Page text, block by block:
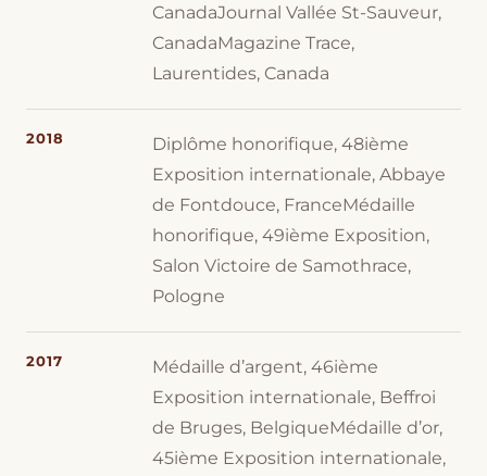
CanadaJournal Vallée St-Sauveur,
CanadaMagazine Trace,
Laurentides, Canada
2018
Diplôme honorifique, 48ième
Exposition internationale, Abbaye
de Fontdouce, FranceMédaille
honorifique, 49ième Exposition,
Salon Victoire de Samothrace,
Pologne
2017
Médaille d’argent, 46ième
Exposition internationale, Beffroi
de Bruges, BelgiqueMédaille d’or,
45ième Exposition internationale,